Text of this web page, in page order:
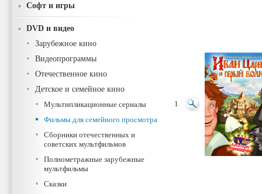
Софт и игры
DVD и видео
Зарубежное кино
Видеопрограммы
Отечественное кино
Детское и семейное кино
Мультипликационные сериалы
Фильмы для семейного просмотра
Сборники отечественных и
советских мультфильмов
Полнометражные зарубежные
мультфильмы
Сказки
1